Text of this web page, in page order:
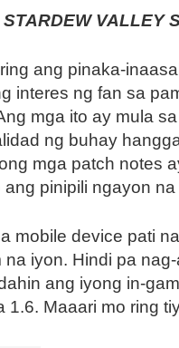
VALLEY
ang pinaka-
interes ng fan sa
mga ito ay mula
ng buhay
mga patch notes
pinipili ngayon
mobile device pati
iyon. Hindi pa
ang iyong in-
Maaari mo ring